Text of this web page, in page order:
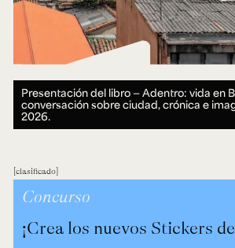
Presentación del libro — Adentro: vida en
conversación sobre ciudad, crónica e
2026.
clasificado
Concurso
¡Crea los nuevos Stickers